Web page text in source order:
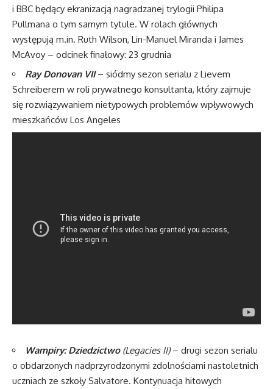
i BBC będący ekranizacją nagradzanej trylogii Philipa
Pullmana o tym samym tytule. W rolach głównych
występują m.in. Ruth Wilson, Lin-Manuel Miranda i James
McAvoy – odcinek finałowy: 23 grudnia
Ray Donovan VII– siódmy sezon serialu z Lievem
Schreiberem w roli prywatnego konsultanta, który zajmuje
się rozwiązywaniem nietypowych problemów wpływowych
mieszkańców Los Angeles
Wampiry: Dziedzictwo(Legacies II)– drugi sezon serialu
o obdarzonych nadprzyrodzonymi zdolnościami nastoletnich
uczniach ze szkoły Salvatore. Kontynuacja hitowych